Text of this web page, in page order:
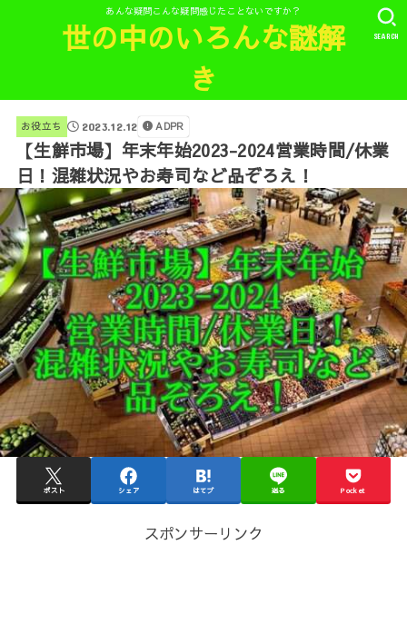
あんな疑問こんな疑問感じたことないですか？
世の中のいろんな謎解
き
SEARCH
お役立ち 2023.12.12 ADPR
【生鮮市場】年末年始2023-2024営業時間/休業
日！混雑状況やお寿司など品ぞろえ！
ポスト シェア はてブ 送る Pocket
スポンサーリンク